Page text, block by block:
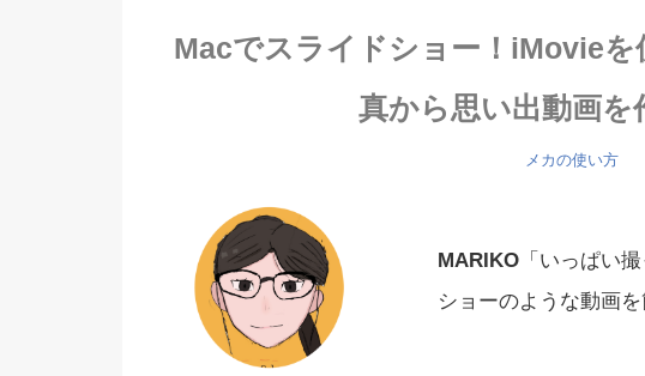
Macでスライドショー！iMovieを
真から思い出動画を
メカの使い方
MARIKO「いっぱい
ショーのような動画